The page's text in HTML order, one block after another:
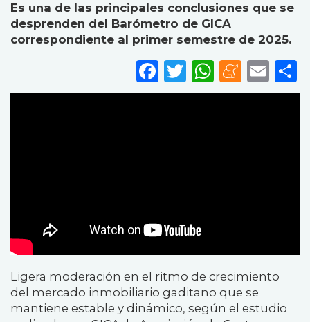
Es una de las principales conclusiones que se
desprenden del Barómetro de GICA
correspondiente al primer semestre de 2025.
Facebook
Twitter
Ligera moderación en el ritmo de crecimiento
del mercado inmobiliario gaditano que se
mantiene estable y dinámico, según el estudio